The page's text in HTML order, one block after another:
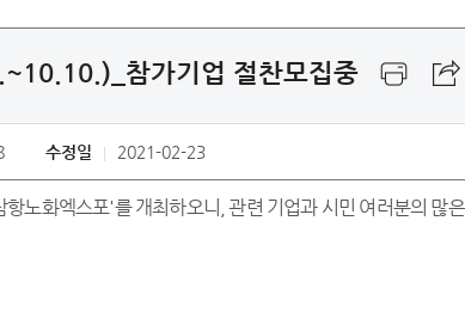
참가기업 절찬모집중
수정일 2021-02-23
노화엑스포'를 개최하오니, 관련 기업과 시민 여러분의 많